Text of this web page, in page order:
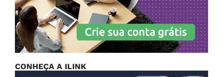
CONHEÇA A ILINK